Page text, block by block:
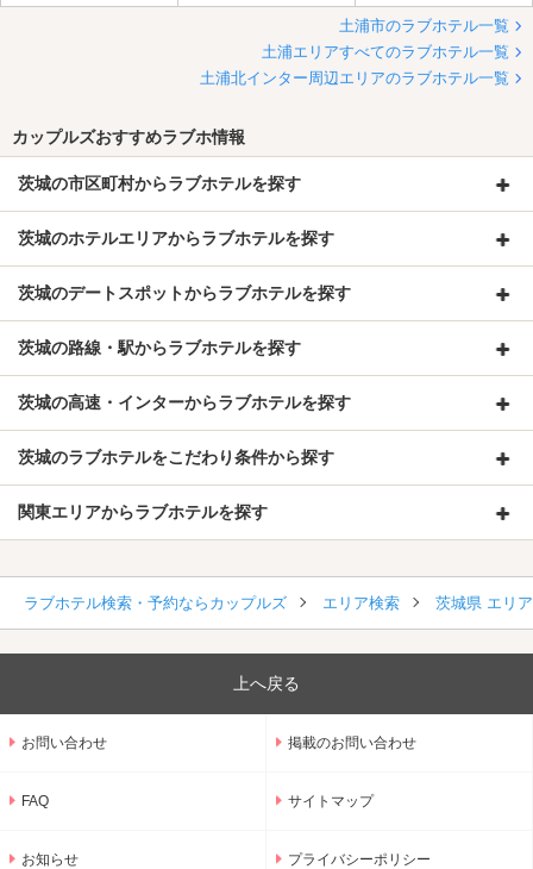
フロントが無い分確認ができないので、いつ入れるのかな？と不
安になってしまいやすい面はあるかもしれません。
式なのですが、精算機はお部屋の中にありました。利用時間によ
で滞在時間が確認できるので便利です。
部屋には消臭スプレーと空気清浄機もあり、ベッド付近には備え
付けで各種充電用のケーブルもあるので助かります。
コンドームはベッド付近に2つ、サガミさんのものがありまし
た。ベッド付近の黒い箱には電マとそれ用の使い捨てカバー？が
入っていた様です。開けなければ見えませんが、気になる方はご
利用した部屋はトイレとお風呂と洗面台がコの字の配置となって
いで使う感じでした。
のラインが取り入れられたりしていた為か、圧迫感や閉塞感がな
く良かったです。内装も全体的に綺麗です。
日の光を取り込む事は可能です。
イテムが買えるBoxがありました。
インスタント飲料は、コーヒー紅茶に緑茶と、定番のものは揃っ
ていました。
お風呂は十分なスペースがあり、壁のタイルには模様があって可
土浦市のラブホテル一覧
土浦エリアすべてのラブホテル一覧
土浦北インター周辺エリアのラブホテル一覧
カップルズおすすめラブホ情報
茨城の市区町村からラブホテルを探す
茨城のホテルエリアからラブホテルを探す
茨城のデートスポットからラブホテルを探す
茨城の路線・駅からラブホテルを探す
茨城の高速・インターからラブホテルを探す
茨城のラブホテルをこだわり条件から探す
関東エリアからラブホテルを探す
ラブホテル検索・予約ならカップルズ エリア検索 茨城県 エリ
上へ戻る
お問い合わせ 掲載のお問い合わせ
FAQ サイトマップ
お知らせ プライバシーポリシー